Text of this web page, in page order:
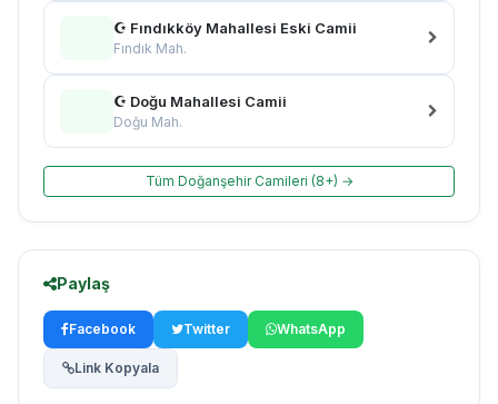
☪ Fındıkköy Mahallesi Eski Camii
Fındık Mah.
☪ Doğu Mahallesi Camii
Doğu Mah.
Tüm Doğanşehir Camileri (8+) →
Paylaş
Facebook Twitter WhatsApp
Link Kopyala